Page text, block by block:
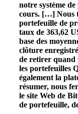
notre système
cours. […] Nous
portefeuille de
taux de 363,62
base des
clôture
de retirer quand
les portefeuilles
également la
résumer, nous
le site Web de
de portefeuille,